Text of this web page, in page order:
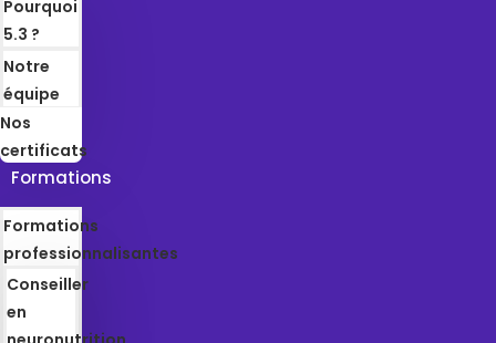
Pourquoi
5.3 ?
Notre
équipe
Nos
certificats
Formations
Formations
professionnalisantes
Conseiller
en